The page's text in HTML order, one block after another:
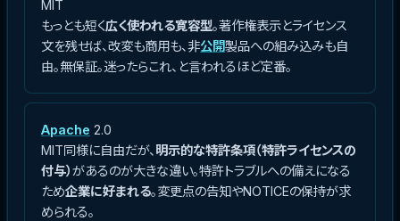
MIT
もっとも短く広く使われる寛容型。著作権表示とライセンス
文を残せば、改変も商用も、非公開製品への組み込みも自
由。無保証。迷ったらこれ、と言われるほど定番。
Apache 2.0
MIT同様に自由だが、 明示的な特許条項（特許ライセンスの
付与）があるのが大きな違い。特許トラブルへの備えになる
ため企業に好まれる。変更点の告知やNOTICEの保持が求
められる。